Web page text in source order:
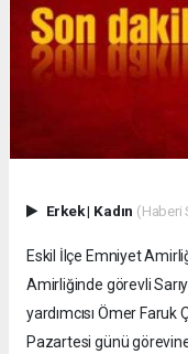
Erkek| Kadın (Haberi
Eskil İlçe Emniyet
Amirliğinde görevli
yardımcısı Ömer Faruk
Pazartesi günü